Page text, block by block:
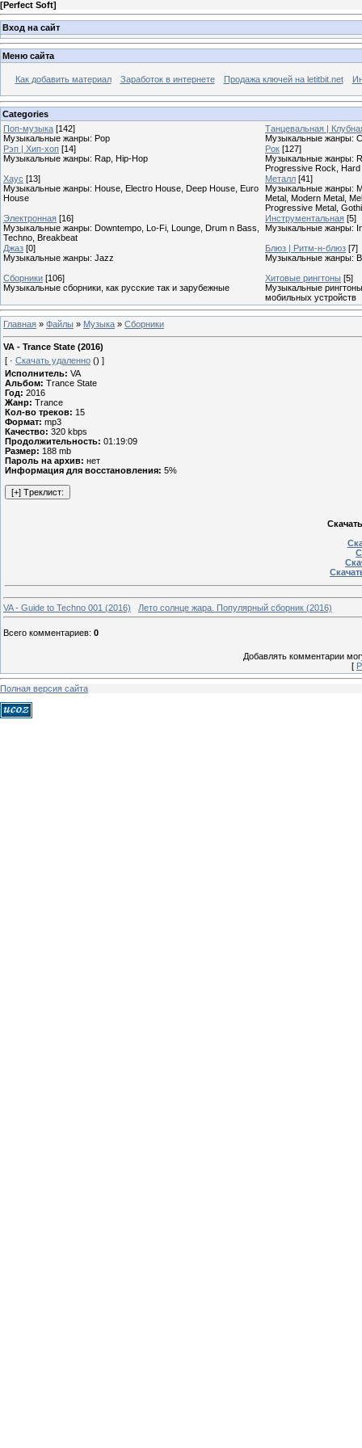
[Perfect Soft]
Вход на сайт
Меню сайта
Как добавить материал Заработок в интернете Продажа ключей на letitbit.net
Categories
Поп-музыка [142]
Музыкальные жанры: Pop
Танцевальная |
Музыкальные жанры:
Рэп | Хип-хоп [14]
Музыкальные жанры: Rap, Hip-Hop
Рок [127]
Музыкальные жанры:
Progressive Rock,
Хаус [13]
Музыкальные жанры: House, Electro House, Deep House, Euro
House
Металл [41]
Музыкальные жанры:
Metal, Modern Metal,
Progressive Metal,
Электронная [16]
Музыкальные жанры: Downtempo, Lo-Fi, Lounge, Drum n Bass,
Techno, Breakbeat
Инструментальная [5]
Музыкальные жанры:
Джаз [0]
Музыкальные жанры: Jazz
Блюз | Ритм-н-блюз [7]
Музыкальные жанры:
Сборники [106]
Музыкальные сборники, как русские так и зарубежные
Хитовые рингтоны [5]
Музыкальные
мобильных устройств
Главная » Файлы » Музыка » Сборники
VA - Trance State (2016)
[ · Скачать удаленно () ]
Исполнитель: VA
Альбом: Trance State
Год: 2016
Жанр: Trance
Кол-во треков: 15
Формат: mp3
Качество: 320 kbps
Продолжительность: 01:19:09
Размер: 188 mb
Пароль на архив: нет
Информация для восстановления: 5%
VA - Guide to Techno 001 (2016) Лето солнце жара. Популярный сборник (2016)
Всего комментариев: 0
Добавлять комментарии
[
Полная версия сайта